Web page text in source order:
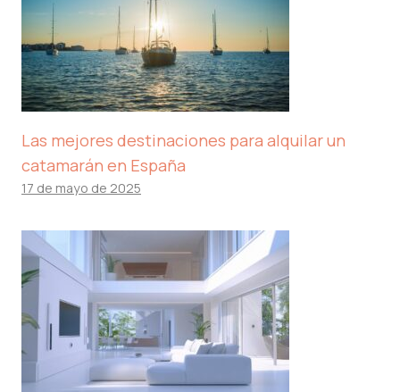
Las mejores destinaciones para alquilar un
catamarán en España
17 de mayo de 2025